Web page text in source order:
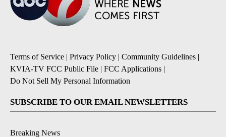
Terms of Service | Privacy Policy | Community Guidelines |
KVIA-TV FCC Public File | FCC Applications |
Do Not Sell My Personal Information
SUBSCRIBE TO OUR EMAIL NEWSLETTERS
Breaking News